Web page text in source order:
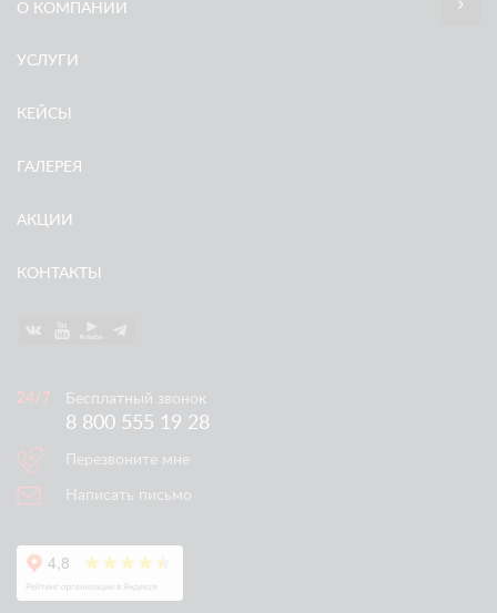
О КОМПАНИИ
УСЛУГИ
КЕЙСЫ
ГАЛЕРЕЯ
АКЦИИ
КОНТАКТЫ
Бесплатный звонок
8 800 555 19 28
Перезвоните мне
Написать письмо